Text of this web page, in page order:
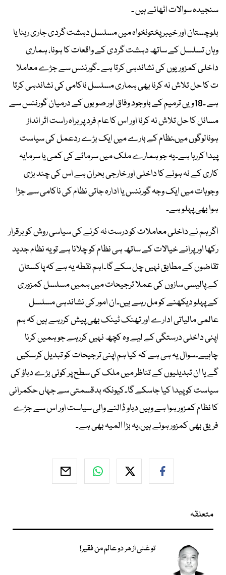
سنجیدہ سوالات اٹھائے ہیں ۔
بلوچستان اور خیبر پختونخواہ میں مسلسل دہشت گردی جاری رہنا یا
وہاں تسلسل کے ساتھ دہشت گردی کے واقعات کا ہونا، ہماری
داخلی کمزوریوں کی نشاندہی کرتا ہے ۔گورننس سے جڑے معاملا
ت کا حل تلاش نہ کرنا بھی ہماری مسلسل ناکامی کی نشاندہی کرتا
ہے ۔18ویں ترمیم کے باوجود وفاق اور صوبوں کے درمیان گورننس سے
مسائل کا حل تلاش نہ کرنا اور اس کا عام فرد پر براہ راست اثر انداز
ہونالوگوں میںنظام کے بارے میں ایک بڑے ردعمل کی سیاست
پیدا کررہا ہے۔یہ جو ہمارے ملک میں سرمائے کی کمی یا سرمایہ
کاری کے نہ ہونے کا داخلی اور خارجی بحران ہے اس کی چند بڑی
وجوہات میں ایک وجہ گورننس یا ادارہ جاتی نظام کی ناکامی سے جڑا
ہوا بھی پہلو ہے۔
اگر ہم نے داخلی معاملات کو درست نہ کرنے کی سیاسی روش کو برقرار
رکھا اور پرانے خیالات کے ساتھ ہی نظام کو چلانا ہے تو یہ نظام جدید
تقاضوں کے مطابق نہیں چل سکے گا۔اہم نقطہ یہ ہے کہ پاکستان
کے پالیسی سازوں کی عملا ترجیحات میں ہمیں مسلسل کمزوری
کے پہلو دیکھنے کو مل رہے ہیں۔ان امور کی نشاندہی مسلسل
عالمی مالیاتی ادارے اور تھنک ٹینک بھی پیش کررہے ہیں کہ ہم
اپنی داخلی درستگی کے لیے وہ کچھ نہیں کررہے جو ہمیں کرنا
چاہیے۔سوال یہ ہی ہے کہ کیا ہم اپنی ترجیحات کو تبدیل کرسکیں
گے یا ان تبدیلیوں کے تناظر میں ملک کی سطح پر کوئی بڑے دباؤ کی
سیاست کو پیدا کیا جاسکے گا۔کیونکہ بدقسمتی سے جہاں حکمرانی
کا نظام کمزور ہوا ہے وہیں دباو ڈالنے والی سیاست اور اس سے جڑے
فریق بھی کمزور ہوئے ہیں،یہ بڑا المیہ بھی ہے۔
متعلقہ
تو غنی از ھر دو عالم من فقیر!